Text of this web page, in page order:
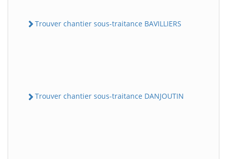
Trouver chantier sous-traitance BAVILLIERS
Trouver chantier sous-traitance DANJOUTIN